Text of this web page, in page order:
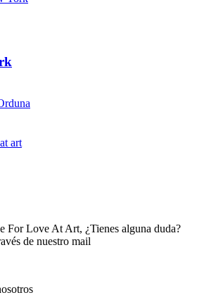
For Love At Art, ¿Tienes alguna duda?
de nuestro mail